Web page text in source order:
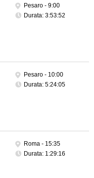
Pesaro - 9:00
Durata: 3:53:52
Pesaro - 10:00
Durata: 5:24:05
Roma - 15:35
Durata: 1:29:16